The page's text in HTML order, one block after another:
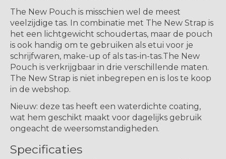
The New Pouch is misschien wel de meest
veelzijdige tas. In combinatie met The New Strap is
het een lichtgewicht schoudertas, maar de pouch
is ook handig om te gebruiken als etui voor je
schrijfwaren, make-up of als tas-in-tas.The New
Pouch is verkrijgbaar in drie verschillende maten.
The New Strap is niet inbegrepen en is los te koop
in de webshop.
Nieuw: deze tas heeft een waterdichte coating,
wat hem geschikt maakt voor dagelijks gebruik
ongeacht de weersomstandigheden.
Specificaties